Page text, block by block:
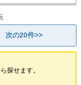
次の20件>>
探せます。